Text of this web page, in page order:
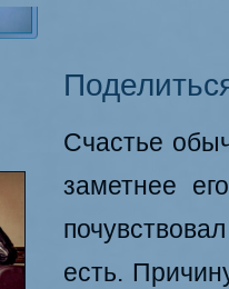
Счастье
заметнее
есть.